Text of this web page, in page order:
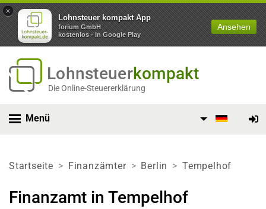
×
Lohnsteuer kompakt App
forium GmbH
kostenlos - In Google Play
Ansehen
Lohnsteuerkompakt
Die Online-Steuererklärung
Menü
Startseite Finanzämter Berlin Tempelhof
Finanzamt in Tempelhof